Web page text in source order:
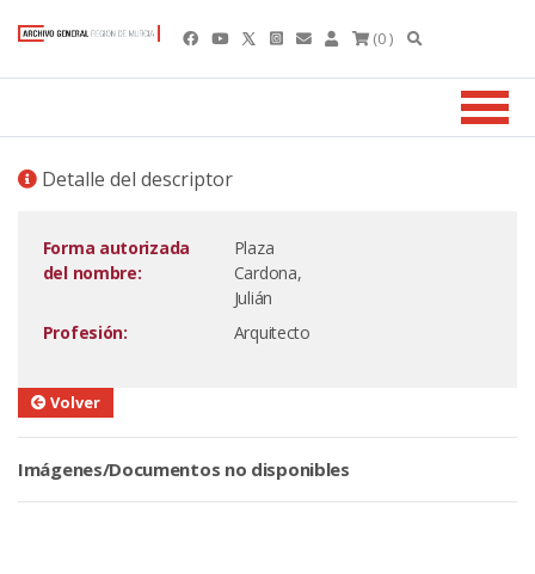
(0 )
Detalle del descriptor
Forma autorizada
del nombre:
Plaza
Cardona,
Julián
Profesión:
Arquitecto
Volver
Imágenes/Documentos no disponibles